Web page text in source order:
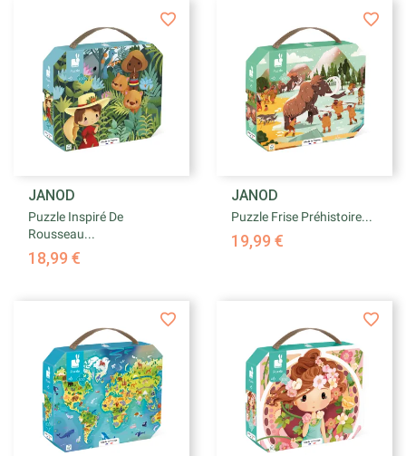
JANOD
Puzzle Inspiré De
Rousseau...
18,99 €
JANOD
Puzzle Frise Préhistoire...
19,99 €